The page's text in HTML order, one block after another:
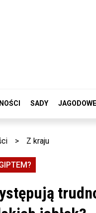
SADY JAGODOWE
> Z kraju